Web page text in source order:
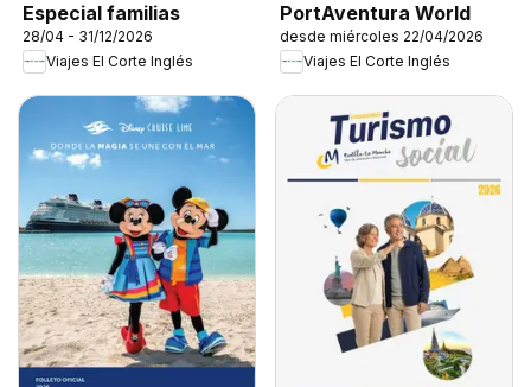
Especial familias
28/04 - 31/12/2026
Viajes El Corte Inglés
PortAventura World
desde miércoles 22/04/2026
Viajes El Corte Inglés